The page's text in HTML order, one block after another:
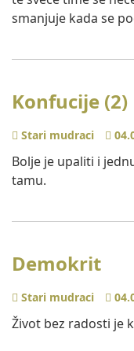
smanjuje kada se
Konfucije (2)
Stari mudraci
Bolje je upaliti i
tamu.
Demokrit
Stari mudraci
Život bez radosti je